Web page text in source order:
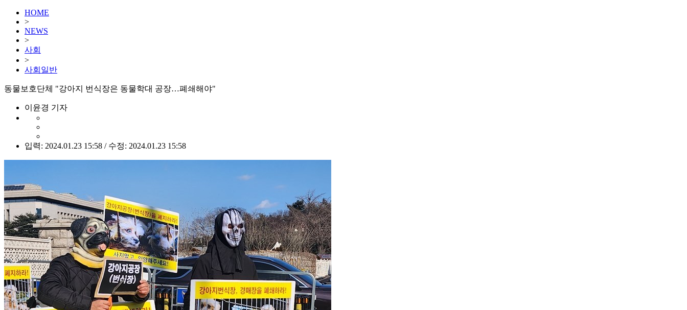
HOME
>
NEWS
>
사회
>
사회일반
동물보호단체 "강아지 번식장은 동물학대 공장…폐쇄해야"
이윤경 기자
입력: 2024.01.23 15:58 / 수정: 2024.01.23 15:58